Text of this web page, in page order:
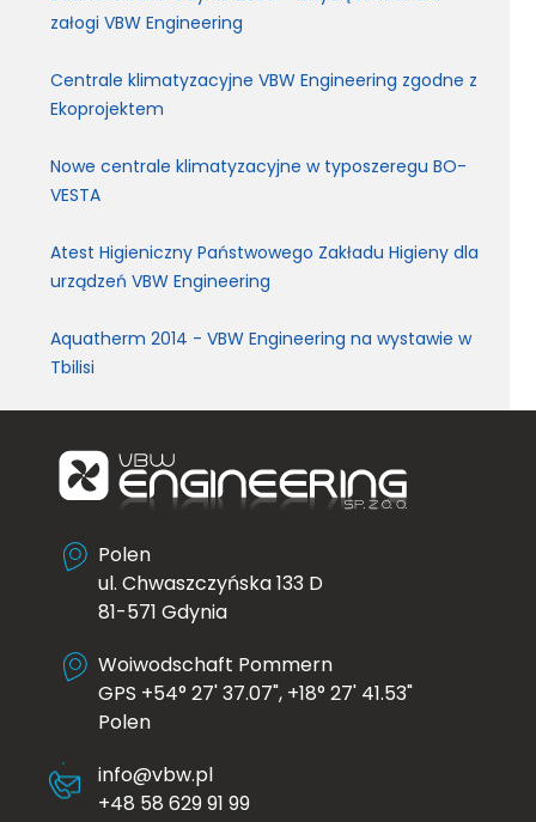
załogi VBW Engineering
Centrale klimatyzacyjne VBW Engineering zgodne z
Ekoprojektem
Nowe centrale klimatyzacyjne w typoszeregu BO-
VESTA
Atest Higieniczny Państwowego Zakładu Higieny dla
urządzeń VBW Engineering
Aquatherm 2014 - VBW Engineering na wystawie w
Tbilisi
Polen
ul. Chwaszczyńska 133 D
81-571 Gdynia
Woiwodschaft Pommern
GPS +54° 27' 37.07", +18° 27' 41.53"
Polen
info@vbw.pl
+48 58 629 91 99